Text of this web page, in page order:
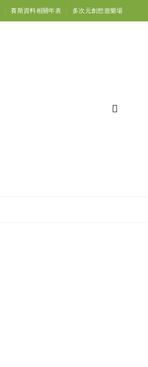
賽斯資料相關年表 多次元創想遊樂場